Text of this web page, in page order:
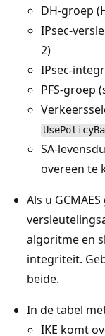
DH-groep
IPsec-
2)
IPsec-
PFS-groep
SA-
overeen te
Als u
algoritme en
integriteit.
beide.
In de tabel
IKE komt